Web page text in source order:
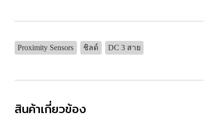
Proximity Sensors ชิลด์ DC 3 สาย
สินค้าเกี่ยวข้อง